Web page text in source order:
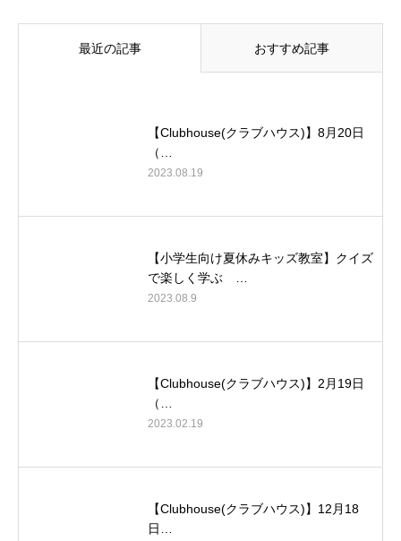
最近の記事 おすすめ記事
【Clubhouse(クラブハウス)】8月20日
（…
2023.08.19
【小学生向け夏休みキッズ教室】クイズ
で楽しく学ぶ …
2023.08.9
【Clubhouse(クラブハウス)】2月19日
（…
2023.02.19
【Clubhouse(クラブハウス)】12月18
日…